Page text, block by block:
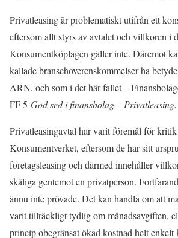
Privatleasing är problematiskt utifrån ett
eftersom allt styrs av avtalet och villkoren i
Konsumentköplagen gäller inte. Däremot
kallade branschöverenskommelser ha
ARN, och som i det här fallet –
FF 5 God sed i finansbolag – Privatleasing.
Privatleasingavtal har varit föremål för
Konsumentverket, eftersom de har sitt
företagsleasing och därmed innehåller
skäliga gentemot en privatperson.
ännu inte prövade. Det kan handla om att
varit tillräckligt tydlig om månadsavgiften,
princip obegränsat ökad kostnad helt enkelt